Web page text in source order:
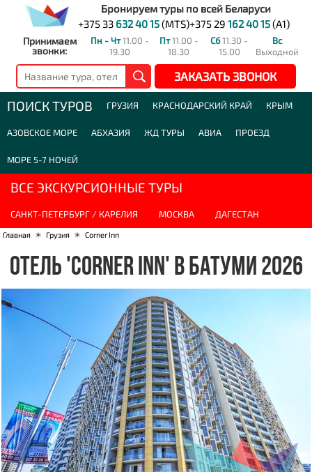
Бронируем туры по всей Беларуси
+375 33 632 40 15(MTS)+375 29 162 40 15(A1)
Принимаем
звонки:
Пн - Чт11.00 -
19.30
Пт11.00 -
18.30
Сб11.30 -
15.00
Вс
Выходной
ЗАКАЗАТЬ ЗВОНОК
ПОИСК ТУРОВ ГРУЗИЯ КРАСНОДАРСКИЙ КРАЙ КРЫМ
АЗОВСКОЕ МОРЕ АБХАЗИЯ ЖД ТУРЫ АВИА ПРОЕЗД
МОРЕ 5-7 НОЧЕЙ
ВСЕ ЭКСКУРСИОННЫЕ ТУРЫ
САНКТ-ПЕТЕРБУРГ / КАРЕЛИЯ МОСКВА ДАГЕСТАН
Главная ☀ Грузия ☀ Corner Inn
ОТЕЛЬ 'CORNER INN' В БАТУМИ 2026